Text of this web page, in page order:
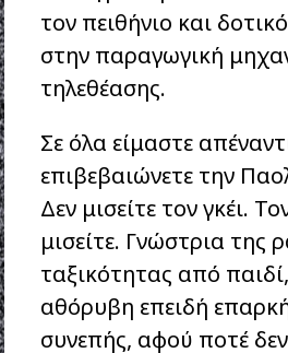
τον πειθήνιο και
στην παραγωγική
τηλεθέασης.
Σε όλα είμαστε
επιβεβαιώνετε την
Δεν μισείτε τον γκέι.
μισείτε. Γνώστρια της
ταξικότητας από
αθόρυβη επειδή
συνεπής, αφού ποτέ